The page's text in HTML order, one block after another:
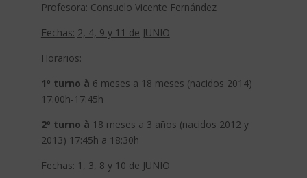
Profesora: Consuelo Vicente Fernández
Fechas: 2, 4, 9 y 11 de JUNIO
Horarios:
1º turno à 6 meses a 18 meses (nacidos 2014)
17:00h-17:45h
2º turno à 18 meses a 3 años (nacidos 2012 y
2013) 17:45h a 18:30h
Fechas: 1, 3, 8 y 10 de JUNIO